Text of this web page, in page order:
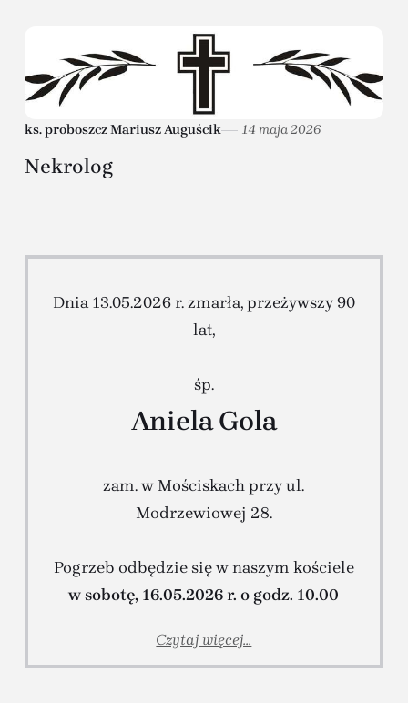
ks. proboszcz Mariusz Auguścik 14 maja 2026
Nekrolog
Dnia 13.05.2026 r. zmarła, przeżywszy 90
lat,
śp.
Aniela Gola
zam. w Mościskach przy ul.
Modrzewiowej 28.
Pogrzeb odbędzie się w naszym kościele
w sobotę, 16.05.2026 r. o godz. 10.00
Czytaj więcej...